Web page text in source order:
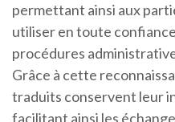
permettant ainsi aux
utiliser en toute
procédures
Grâce à cette
traduits conservent leur
facilitant ainsi les